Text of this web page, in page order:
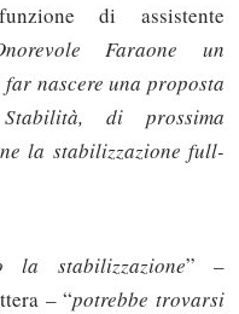
di assistente
Faraone un
nascere una proposta
di prossima
la stabilizzazione full-
la stabilizzazione” –
– “potrebbe trovarsi